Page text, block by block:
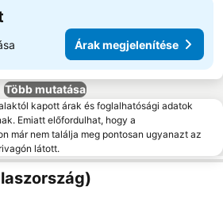
Árak megjelenítése
Több mutatása
kapott árak és foglalhatósági adatok
Emiatt előfordulhat, hogy a
már nem találja meg pontosan ugyanazt az
látott.